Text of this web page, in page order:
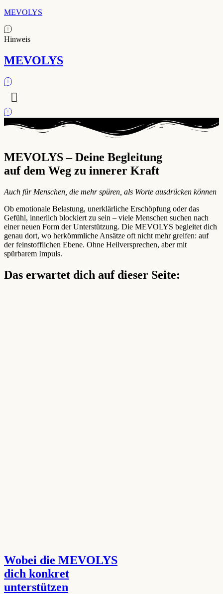
MEVOLYS
Hinweis
MEVOLYS
MEVOLYS – Deine Begleitung
auf dem Weg zu innerer Kraft
Auch für Menschen, die mehr spüren, als Worte ausdrücken können
Ob emotionale Belastung, unerklärliche Erschöpfung oder das
Gefühl, innerlich blockiert zu sein – viele Menschen suchen nach
einer neuen Form der Unterstützung. Die MEVOLYS begleitet dich
genau dort, wo herkömmliche Ansätze oft nicht mehr greifen: auf
der feinstofflichen Ebene. Ohne Heilversprechen, aber mit
spürbarem Impuls.
Das erwartet dich auf dieser Seite:
Wobei die MEVOLYS
dich konkret
unterstützen